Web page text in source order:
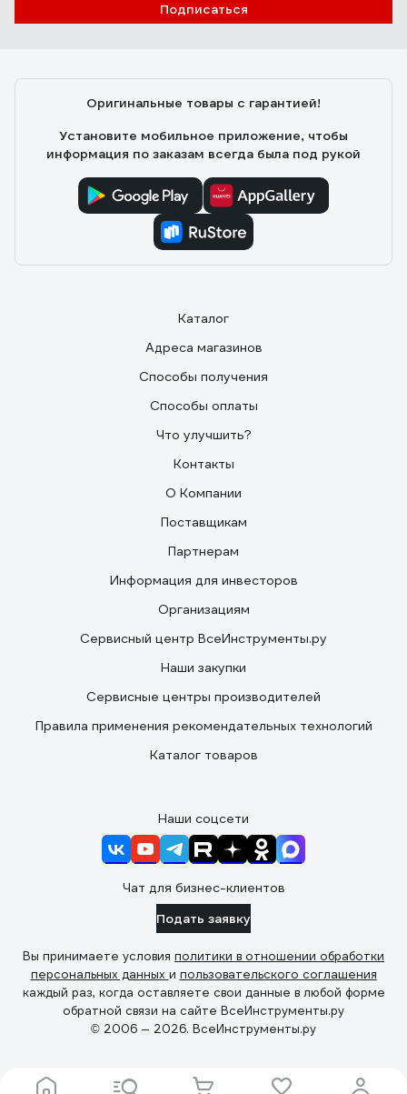
брал в дорогу Huntsman, но крайне не хватало
желательно крестовой отвертки и в последнее время
мне часто нужна лупа. Всё это есть в SwissChamp.
Подписаться
Оригинальные товары с гарантией!
Установите мобильное приложение, чтобы
информация по заказам всегда была под рукой
Каталог
Адреса магазинов
Способы получения
Способы оплаты
Что улучшить?
Контакты
О Компании
Поставщикам
Партнерам
Информация для инвесторов
Организациям
Сервисный центр ВсеИнструменты.ру
Наши закупки
Сервисные центры производителей
Правила применения рекомендательных технологий
Каталог товаров
Наши соцсети
Чат для бизнес-клиентов
Подать заявку
Вы принимаете условия политики в отношении обработки
персональных данных и пользовательского соглашения
каждый раз, когда оставляете свои данные в любой форме
обратной связи на сайте ВсеИнструменты.ру
© 2006 — 2026. ВсеИнструменты.ру